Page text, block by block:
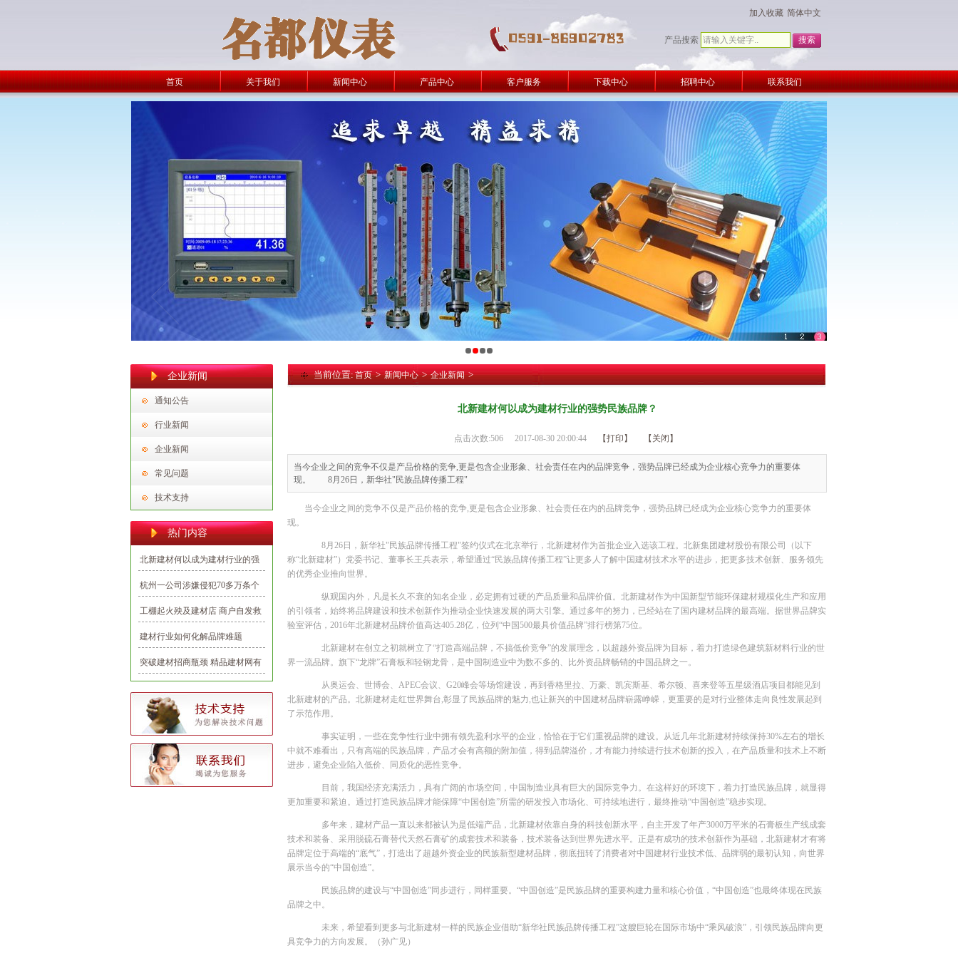
加入收藏 简体中文
产品搜索
首页 关于我们 新闻中心 产品中心 客户服务 下载中心 招聘中心 联系我们
企业新闻
通知公告
行业新闻
企业新闻
常见问题
技术支持
热门内容
北新建材何以成为建材行业的强
势民族品牌？
杭州一公司涉嫌侵犯70多万条个
人信息，多为向业主推销建材
工棚起火殃及建材店 商户自发救
援避免损失
建材行业如何化解品牌难题
突破建材招商瓶颈 精品建材网有
一套
当前位置:首页>新闻中心>企业新闻>
北新建材何以成为建材行业的强势民族品牌？
点击次数:506 2017-08-30 20:00:44 【打印】 【关闭】
当今企业之间的竞争不仅是产品价格的竞争,更是包含企业形象、社会责任在内的品牌竞争，强势品牌已经成为企业核心竞争力的重要体
现。 8月26日，新华社"民族品牌传播工程"
当今企业之间的竞争不仅是产品价格的竞争,更是包含企业形象、社会责任在内的品牌竞争，强势品牌已经成为企业核心竞争力的重要体
现。
8月26日，新华社"民族品牌传播工程"签约仪式在北京举行，北新建材作为首批企业入选该工程。北新集团建材股份有限公司（以下
称“北新建材”）党委书记、董事长王兵表示，希望通过“民族品牌传播工程”让更多人了解中国建材技术水平的进步，把更多技术创新、服务领先
的优秀企业推向世界。
纵观国内外，凡是长久不衰的知名企业，必定拥有过硬的产品质量和品牌价值。北新建材作为中国新型节能环保建材规模化生产和应用
的引领者，始终将品牌建设和技术创新作为推动企业快速发展的两大引擎。通过多年的努力，已经站在了国内建材品牌的最高端。据世界品牌实
验室评估，2016年北新建材品牌价值高达405.28亿，位列“中国500最具价值品牌”排行榜第75位。
北新建材在创立之初就树立了“打造高端品牌，不搞低价竞争”的发展理念，以超越外资品牌为目标，着力打造绿色建筑新材料行业的世
界一流品牌。旗下“龙牌”石膏板和轻钢龙骨，是中国制造业中为数不多的、比外资品牌畅销的中国品牌之一。
从奥运会、世博会、APEC会议、G20峰会等场馆建设，再到香格里拉、万豪、凯宾斯基、希尔顿、喜来登等五星级酒店项目都能见到
北新建材的产品。北新建材走红世界舞台,彰显了民族品牌的魅力,也让新兴的中国建材品牌崭露峥嵘，更重要的是对行业整体走向良性发展起到
了示范作用。
事实证明，一些在竞争性行业中拥有领先盈利水平的企业，恰恰在于它们重视品牌的建设。从近几年北新建材持续保持30%左右的增长
中就不难看出，只有高端的民族品牌，产品才会有高额的附加值，得到品牌溢价，才有能力持续进行技术创新的投入，在产品质量和技术上不断
进步，避免企业陷入低价、同质化的恶性竞争。
目前，我国经济充满活力，具有广阔的市场空间，中国制造业具有巨大的国际竞争力。在这样好的环境下，着力打造民族品牌，就显得
更加重要和紧迫。通过打造民族品牌才能保障“中国创造”所需的研发投入市场化、可持续地进行，最终推动“中国创造”稳步实现。
多年来，建材产品一直以来都被认为是低端产品，北新建材依靠自身的科技创新水平，自主开发了年产3000万平米的石膏板生产线成套
技术和装备、采用脱硫石膏替代天然石膏矿的成套技术和装备，技术装备达到世界先进水平。正是有成功的技术创新作为基础，北新建材才有将
品牌定位于高端的“底气”，打造出了超越外资企业的民族新型建材品牌，彻底扭转了消费者对中国建材行业技术低、品牌弱的最初认知，向世界
展示当今的“中国创造”。
民族品牌的建设与“中国创造”同步进行，同样重要。“中国创造”是民族品牌的重要构建力量和核心价值，“中国创造”也最终体现在民族
品牌之中。
未来，希望看到更多与北新建材一样的民族企业借助“新华社民族品牌传播工程”这艘巨轮在国际市场中“乘风破浪”，引领民族品牌向更
具竞争力的方向发展。（孙广见）